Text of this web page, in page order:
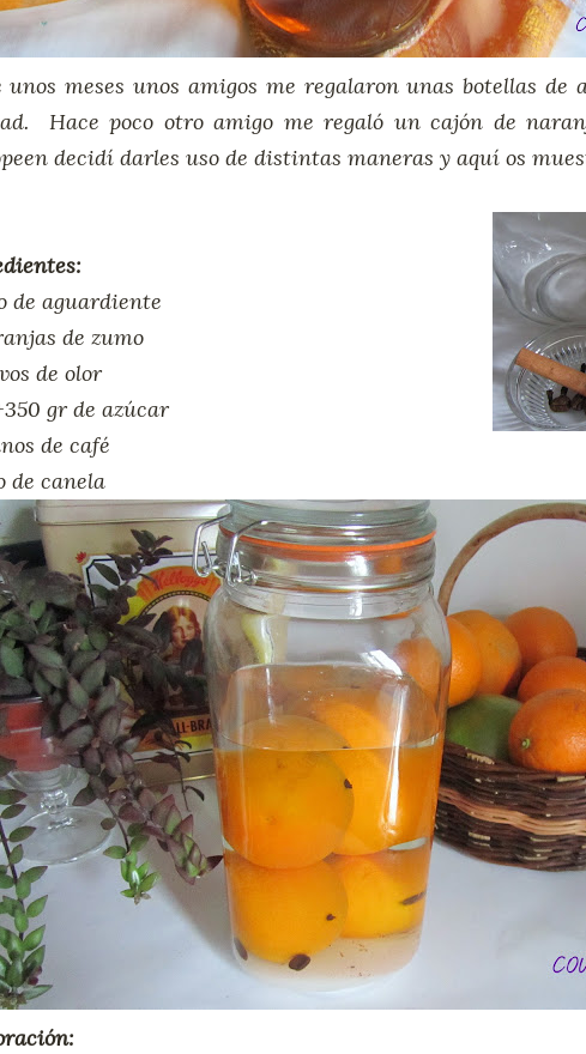
unos meses unos amigos me regalaron unas botellas de
Hace poco otro amigo me regaló un cajón de
decidí darles uso de distintas maneras y aquí os
de aguardiente
de zumo
de olor
gr de azúcar
de café
de canela